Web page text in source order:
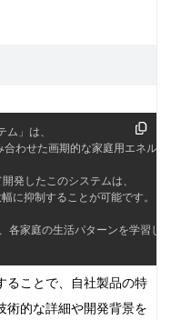
」は、
わせた画期的な家庭用エネル
発したこのシステムは、
に抑制することが可能です。
各家庭の生活パターンを学習し
ることで、自社製品の特
術的な詳細や開発背景を